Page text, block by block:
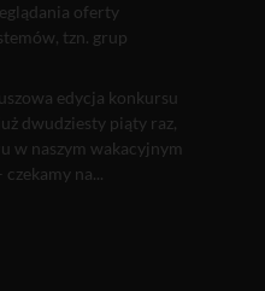
oferty
tzn. grup
edycja konkursu
dwudziesty piąty raz,
w naszym wakacyjnym
na...